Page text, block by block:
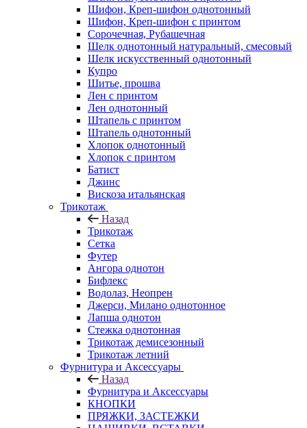
Шифон, Креп-шифон однотонный
Шифон, Креп-шифон с принтом
Сорочечная, Рубашечная
Шелк однотонный натуральный, смесовый
Шелк искусственный однотонный
Купро
Шитье, прошва
Лен с принтом
Лен однотонный
Штапель с принтом
Штапель однотонный
Хлопок однотонный
Хлопок с принтом
Батист
Джинс
Вискоза итальянская
Трикотаж
Назад
Трикотаж
Сетка
Футер
Ангора однотон
Бифлекс
Водолаз, Неопрен
Джерси, Милано однотонное
Лапша однотон
Стежка однотонная
Трикотаж демисезонный
Трикотаж летний
Фурнитура и Аксессуары
Назад
Фурнитура и Аксессуары
КНОПКИ
ПРЯЖКИ, ЗАСТЕЖКИ